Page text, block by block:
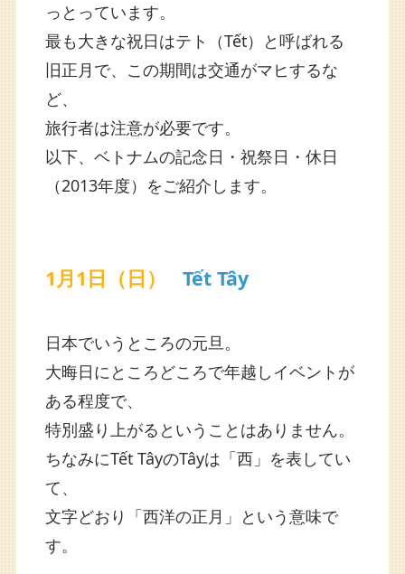
っとっています。
最も大きな祝日はテト（Tết）と呼ばれる
旧正月で、この期間は交通がマヒするな
ど、
旅行者は注意が必要です。
以下、ベトナムの記念日・祝祭日・休日
（2013年度）をご紹介します。
1月1日（日） Tết Tây
日本でいうところの元旦。
大晦日にところどころで年越しイベントが
ある程度で、
特別盛り上がるということはありません。
ちなみにTết TâyのTâyは「西」を表してい
て、
文字どおり「西洋の正月」という意味で
す。